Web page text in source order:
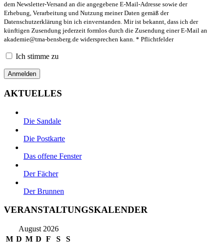
dem Newsletter-Versand an die angegebene E-Mail-Adresse sowie der
Erhebung, Verarbeitung und Nutzung meiner Daten gemäß der
Datenschutzerklärung bin ich einverstanden. Mir ist bekannt, dass ich der
künftigen Zusendung jederzeit formlos durch die Zusendung einer E-Mail an
akademie@tma-bensberg.de widersprechen kann. * Pflichtfelder
Ich stimme zu
AKTUELLES
Die Sandale
Die Postkarte
Das offene Fenster
Der Fächer
Der Brunnen
VERANSTALTUNGSKALENDER
August 2026
M D M D F S S